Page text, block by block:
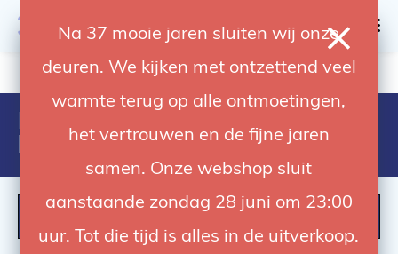
Na 37 mooie jaren sluiten wij onze
deuren. We kijken met ontzettend veel
warmte terug op alle ontmoetingen,
het vertrouwen en de fijne jaren
samen. Onze webshop sluit
aanstaande zondag 28 juni om 23:00
uur. Tot die tijd is alles in de uitverkoop.
4.92 / 5 op trusted shops
Products tagged with fiber duct
holder